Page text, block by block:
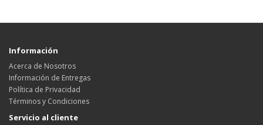
Información
Acerca de Nosotros
Información de Entregas
Política de Privacidad
Términos y Condiciones
Servicio al cliente